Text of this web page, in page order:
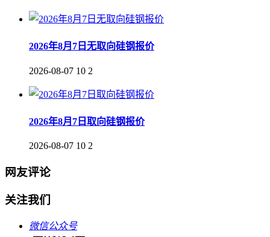
2026年8月7日无取向硅钢报价
2026-08-07 10 2
2026年8月7日取向硅钢报价
2026-08-07 10 2
网友评论
关注我们
微信公众号